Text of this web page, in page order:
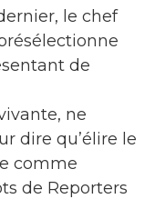
le chef
de
ne
dire qu’élire le
comme
de Reporters